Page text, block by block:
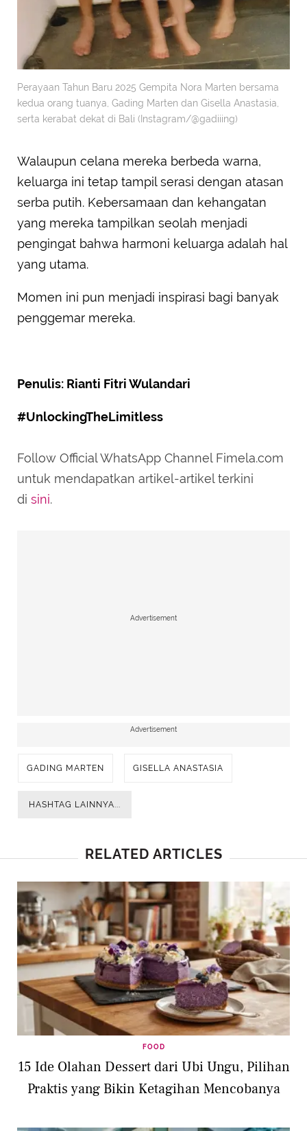
Perayaan Tahun Baru 2025 Gempita Nora Marten bersama
kedua orang tuanya, Gading Marten dan Gisella Anastasia,
serta kerabat dekat di Bali (Instagram/@gadiiing)
Walaupun celana mereka berbeda warna,
keluarga ini tetap tampil serasi dengan atasan
serba putih. Kebersamaan dan kehangatan
yang mereka tampilkan seolah menjadi
pengingat bahwa harmoni keluarga adalah hal
yang utama.
Momen ini pun menjadi inspirasi bagi banyak
penggemar mereka.
Penulis: Rianti Fitri Wulandari
#UnlockingTheLimitless
Follow Official WhatsApp Channel Fimela.com
untuk mendapatkan artikel-artikel terkini
di sini.
Advertisement
Advertisement
GADING MARTEN GISELLA ANASTASIA
HASHTAG LAINNYA...
RELATED ARTICLES
FOOD
15 Ide Olahan Dessert dari Ubi Ungu, Pilihan
Praktis yang Bikin Ketagihan Mencobanya